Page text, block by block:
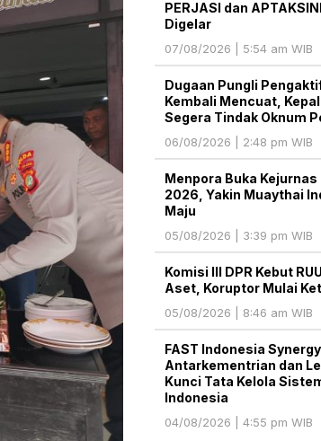
PERJASI dan
Digelar
07/08/2026 | 5:54 am WIB
Dugaan Pungli
Kembali Mencuat,
Segera Tindak Oknum
06/08/2026 | 2:48 pm WIB
Menpora Buka
2026, Yakin Muaythai
Maju
05/08/2026 | 3:39 pm WIB
Komisi III DPR Kebut
Aset, Koruptor Mulai
05/08/2026 | 8:46 am WIB
FAST Indonesia
Antarkementrian dan
Kunci Tata Kelola
Indonesia
04/08/2026 | 4:55 pm WIB